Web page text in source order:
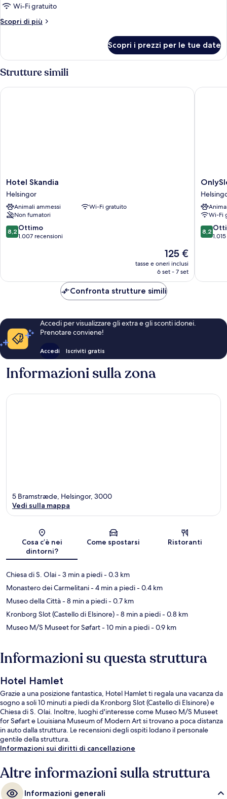
Appartamento
Wi-Fi gratuito
Scopri di più
Altri
Scopri i prezzi per le tue date
Strutture simili
Hotel
Skandia
Helsingor
Hotel Skandia
Helsingor
Animali ammessi
Wi-Fi gratuito
Non fumatori
8.2
su
8,2 Ottimo
1.007 recensioni
Il
prezzo
attuale
125 €
125 €
tasse e oneri inclusi
6 set - 7 set
Hotel Skandia
Wi-Fi
8.2
su
8,2
Confronta strutture simili
Accedi per visualizzare gli extra e gli sconti idonei.
Prenotare conviene!
Accedi Iscriviti gratis
Informazioni sulla zona
Mappa
5 Bramstræde, Helsingor, 3000
Vedi sulla mappa
Cosa c’è nei
dintorni?
Come spostarsi Ristoranti
Chiesa di S. Olai- 3 min a piedi- 0.3 km
Monastero dei Carmelitani- 4 min a piedi- 0.4 km
Museo della Città- 8 min a piedi- 0.7 km
Kronborg Slot (Castello di Elsinore)- 8 min a piedi- 0.8 km
Museo M/S Museet for Søfart- 10 min a piedi- 0.9 km
Informazioni su questa struttura
Hotel Hamlet
Grazie a una posizione fantastica, Hotel Hamlet ti regala una vacanza da
sogno a soli 10 minuti a piedi da Kronborg Slot (Castello di Elsinore) e
Chiesa di S. Olai. Inoltre, luoghi d'interesse come Museo M/S Museet
for Søfart e Louisiana Museum of Modern Art si trovano a poca distanza
in auto dalla struttura. Le recensioni degli ospiti lodano il personale
gentile della struttura.
Informazioni sui diritti di cancellazione
Altre informazioni sulla struttura
Informazioni generali